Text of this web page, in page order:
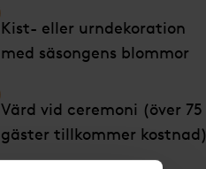
Kist- eller urndekoration
med säsongens blommor
Värd vid ceremoni (över 75
gäster tillkommer kostnad)